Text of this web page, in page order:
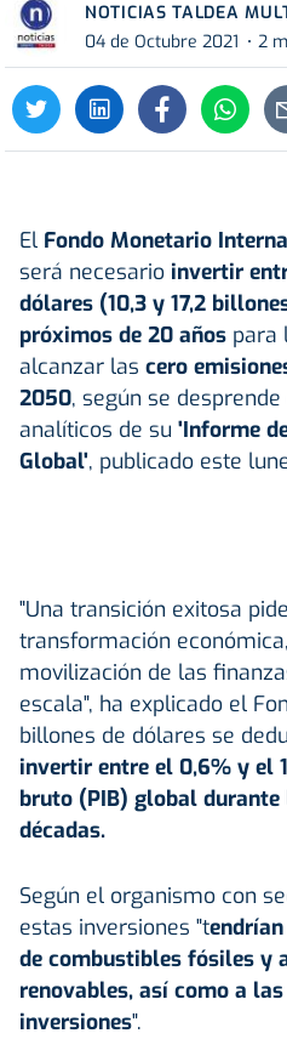
NOTICIAS TALDEA
04 de Octubre 2021
2
El Fondo Monetario
será necesario invertir
dólares (10,3 y 17,2
próximos de 20 años para
alcanzar las cero
2050, según se
analíticos de su 'Informe
Global', publicado este
"Una transición exitosa
transformación
movilización de las
escala", ha explicado el
billones de dólares se
invertir entre el 0,6% y el
bruto (PIB) global
décadas.
Según el organismo con
estas inversiones "t
de combustibles fósiles y
renovables, así como a
inversiones".